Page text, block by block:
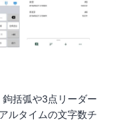
鉤括弧や3点リーダー
ルタイムの文字数チ